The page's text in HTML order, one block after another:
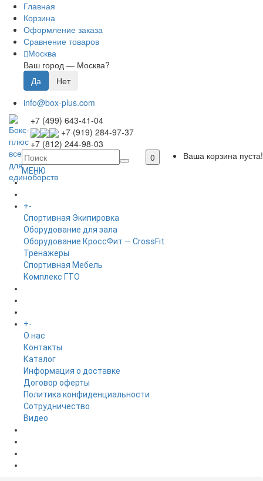
Главная
Корзина
Оформление заказа
Сравнение товаров
Москва
Ваш город — Москва?
info@box-plus.com
+7 (499) 643-41-04
+7 (919) 284-97-37
+7 (812) 244-98-03
0
Ваша корзина пуста!
МЕНЮ
ГЛАВНАЯ
+-
Спортивная Экипировка
Оборудование для зала
Оборудование КроссФит — CrossFit
Тренажеры
Спортивная Мебель
Комплекс ГТО
+-
O нас
Контакты
Каталог
Информация о доставке
Договор оферты
Политика конфиденциальности
Сотрудничество
Видео